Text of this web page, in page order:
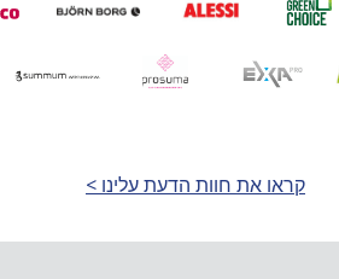
קראו את חוות הדעת עלינו >